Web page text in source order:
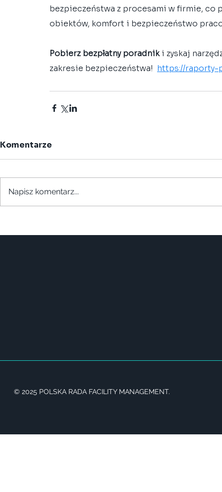
bezpieczeństwa z procesami w firmie, co
obiektów, komfort i bezpieczeństwo
Pobierz bezpłatny poradnik i zyskaj
zakresie bezpieczeństwa! https://raporty-
Komentarze
Napisz komentarz...
© 2025 POLSKA RADA FACILITY MANAGEMENT.